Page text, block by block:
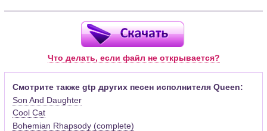
Для открытия нот этого формата Вам необходимо
установить у себя на рабочем компьютере программу Guitar
Pro (желательно, последней версии). Скачать её можно с
официального сайта программы (Скачать) или найти
Функционал программы:
Запись музыкальных произведений для гитары, бас-гитары,
банджо и множества других инструментов и ансамблей в
Что делать, если файл не открывается?
Смотрите также gtp других песен исполнителя Queen:
Son And Daughter
Cool Cat
Bohemian Rhapsody (complete)